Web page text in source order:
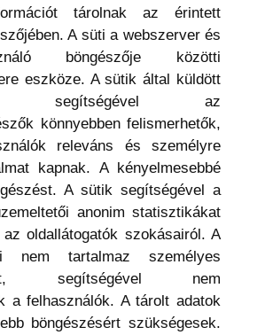
tárolnak az érintett
A süti a webszerver és
böngészője közötti
eszköze. A sütik által küldött
segítségével az
könnyebben felismerhetők,
releváns és személyre
kapnak. A kényelmesebbé
A sütik segítségével a
anonim statisztikákat
oldallátogatók szokásairól. A
nem tartalmaz személyes
segítségével nem
a felhasználók. A tárolt adatok
böngészésért szükségesek.